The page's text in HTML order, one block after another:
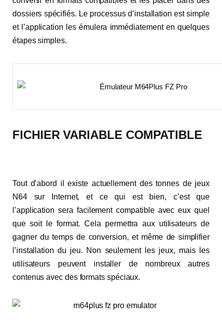
dossiers spécifiés. Le processus d’installation est simple
et l’application les émulera immédiatement en quelques
étapes simples.
FICHIER VARIABLE COMPATIBLE
Tout d’abord il existe actuellement des tonnes de jeux
N64 sur Internet, et ce qui est bien, c’est que
l’application sera facilement compatible avec eux quel
que soit le format. Cela permettra aux utilisateurs de
gagner du temps de conversion, et même de simplifier
l’installation du jeu. Non seulement les jeux, mais les
utilisateurs peuvent installer de nombreux autres
contenus avec des formats spéciaux.